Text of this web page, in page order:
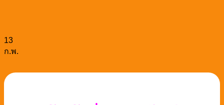
13
ก.พ.